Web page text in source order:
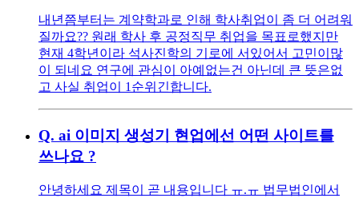
내년쯤부터는 계약학과로 인해 학사취업이 좀 더 어려워
질까요?? 원래 학사 후 공정직무 취업을 목표로했지만
현재 4학년이라 석사진학의 기로에 서있어서 고민이많
이 되네요 연구에 관심이 아예없는건 아닌데 큰 뜻은없
고 사실 취업이 1순위긴합니다.
Q. ai 이미지 생성기 현업에선 어떤 사이트를
쓰나요 ?
안녕하세요 제목이 곧 내용입니다 ㅠ.ㅠ 법무법인에서